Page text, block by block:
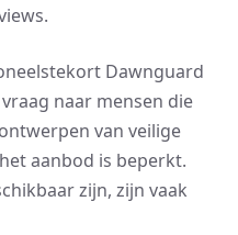
Dawnguard
naar mensen die
van veilige
aanbod is beperkt.
zijn, zijn vaak